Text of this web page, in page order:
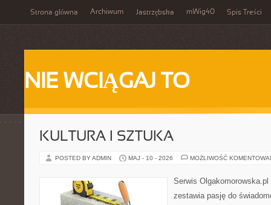
Strona główna Archiwum Jastrzębska mWig40 Spis Treści
NIE WCIĄGAJ TO
KULTURA I SZTUKA
POSTED BY ADMIN MAJ - 10 - 2026 MOŻLIWOŚĆ
Serwis
zestawia pasję do